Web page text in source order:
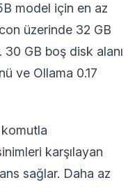
model için en az
üzerinde 32 GB
30 GB boş disk alanı
ve Ollama 0.17
karşılayan
sağlar. Daha az